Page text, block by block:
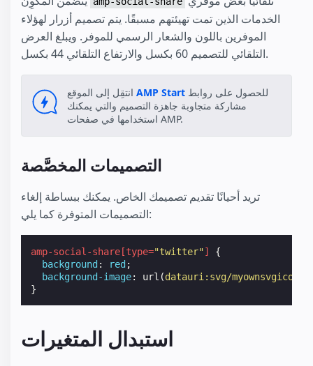
الخدمات الذين تمت تهيئتهم مسبقًا. يتم تصميم أزرار لهؤلاء
الموفرين باللون والشعار الرسمي للموفر. ويبلغ العرض
التلقائي للتصميم 60 بكسل والارتفاع التلقائي 44 بكسل.
AMP Start
مشاركة متجاوبة جاهزة التصميم والتي يمكنك
استخدامها في صفحات AMP.
التصميمات المخصَّصة
تريد أحيانًا تقديم تصميمك الخاص. يمكنك ببساطة إلغاء
التصميمات المتوفرة كما يلي:
amp-social-share [type="twitter"]
{
background : red ;
background-image: url (datauri:svg/myownsvgicon
}
استبدال المتغيرات